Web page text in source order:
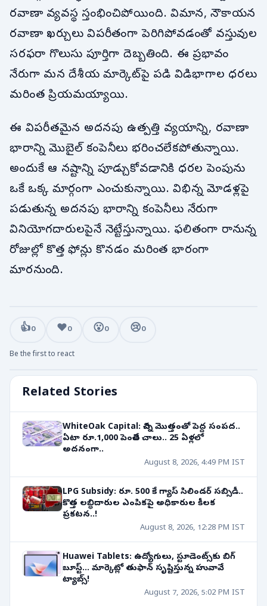
రవాణా వ్యవస్థ స్తంభించిపోయింది. విమాన, నౌకాయన
రవాణా ఖర్చులు విపరీతంగా పెరిగిపోవడంతో వస్తువుల
సరఫరా గొలుసు పూర్తిగా దెబ్బతింది. ఈ ప్రభావం
నేరుగా మన దేశీయ మార్కెట్‌పై పడి విడిభాగాల ధరలు
మరింత ప్రియమయ్యాయి.
ఈ విపరీతమైన అదనపు ఉత్పత్తి వ్యయాన్ని, రవాణా
భారాన్ని మొబైల్ కంపెనీలు భరించలేకపోతున్నాయి.
అందుకే ఆ నష్టాన్ని పూడ్చుకోవడానికి ధరల పెంపును
ఒకే ఒక్క మార్గంగా ఎంచుకున్నాయి. విభిన్న మోడళ్లపై
పడుతున్న అదనపు భారాన్ని కంపెనీలు నేరుగా
వినియోగదారులపైనే నెట్టేస్తున్నాయి. ఫలితంగా రానున్న
రోజుల్లో కొత్త ఫోన్లు కొనడం మరింత భారంగా
మారనుంది.
Related Stories
WhiteOak Capital: చిన్న మొత్తంతో పెద్ద సంపద..
ఏటా రూ.1,000 పెంచితే చాలు.. 25 ఏళ్లలో
అదనంగా..
August 8, 2026, 4:49 PM IST
LPG Subsidy: రూ. 500 కే గ్యాస్ సిలిండర్ సబ్సిడీ..
కొత్త లబ్ధిదారుల ఎంపికపై అధికారుల కీలక
ప్రకటన..!
August 8, 2026, 12:28 PM IST
Huawei Tablets: ఉద్యోగులు, స్టూడెంట్స్‌కు బిగ్
బూస్ట్... మార్కెట్లో తుఫాన్ సృష్టిస్తున్న హువావే
ట్యాబ్స్!
August 7, 2026, 5:02 PM IST
👍0 ❤️0 😮0 😢0
Be the first to react